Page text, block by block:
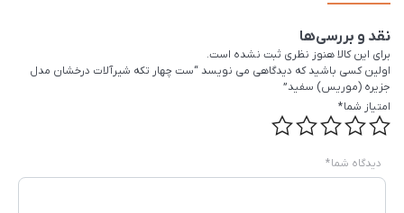
نقد و بررسی‌ها
برای این کالا هنوز نظری ثبت نشده است.
اولین کسی باشید که دیدگاهی می نویسد “ست چهار تکه شیرآلات درخشان مدل
جزیره (موریس) سفید”
امتیاز شما*
دیدگاه شما*